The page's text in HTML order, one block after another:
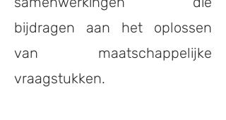
bijdragen aan het oplossen
van maatschappelijke
vraagstukken.